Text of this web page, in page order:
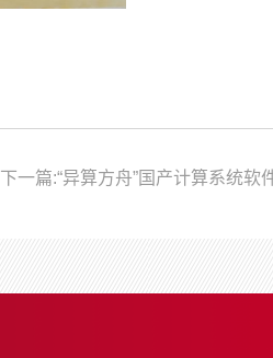
下一篇:“异算方舟”国产计算系统软